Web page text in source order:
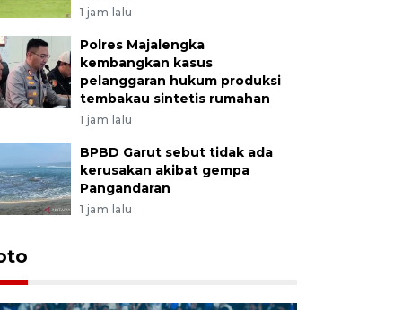
1 jam lalu
Polres Majalengka
kembangkan kasus
pelanggaran hukum produksi
tembakau sintetis rumahan
1 jam lalu
BPBD Garut sebut tidak ada
kerusakan akibat gempa
Pangandaran
1 jam lalu